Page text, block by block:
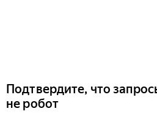
Подтвердите, что
не робот